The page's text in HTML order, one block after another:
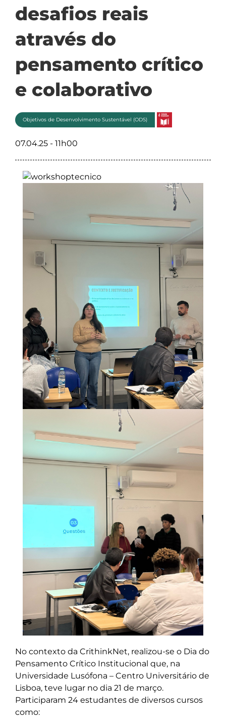
desafios reais
através do
pensamento crítico
e colaborativo
Objetivos de Desenvolvimento Sustentável (ODS)
07.04.25 - 11h00
No contexto da CrithinkNet, realizou-se o Dia do
Pensamento Crítico Institucional que, na
Universidade Lusófona – Centro Universitário de
Lisboa, teve lugar no dia 21 de março.
Participaram 24 estudantes de diversos cursos
como: